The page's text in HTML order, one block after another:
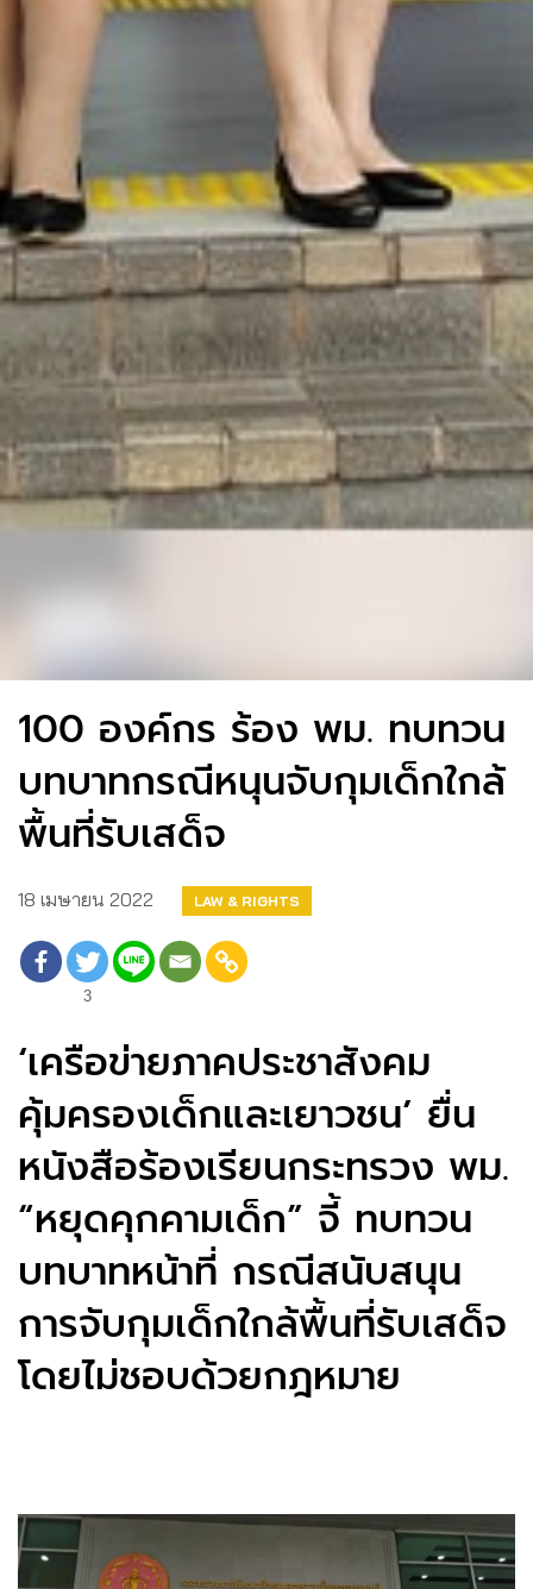
100 องค์กร ร้อง พม. ทบทวน
บทบาทกรณีหนุนจับกุมเด็กใกล้
พื้นที่รับเสด็จ
18 เมษายน 2022 LAW & RIGHTS
3
‘เครือข่ายภาคประชาสังคม
คุ้มครองเด็กและเยาวชน’ ยื่น
หนังสือร้องเรียนกระทรวง พม.
“หยุดคุกคามเด็ก” จี้ ทบทวน
บทบาทหน้าที่ กรณีสนับสนุน
การจับกุมเด็กใกล้พื้นที่รับเสด็จ
โดยไม่ชอบด้วยกฎหมาย